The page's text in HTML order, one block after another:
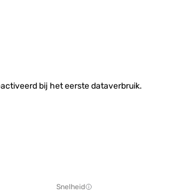
bij het eerste dataverbruik.
Snelheid